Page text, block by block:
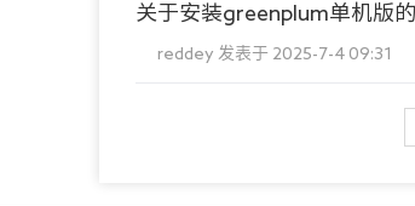
关于安装greenplum单机版
reddey 发表于 2025-7-4 09:31